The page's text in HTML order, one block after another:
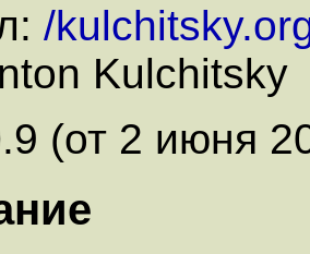
/
Kulchitsky
(от 2 июня